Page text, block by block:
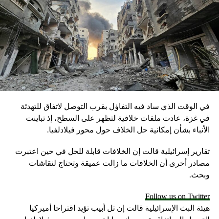
في الوقت الذي ساد فيه التفاؤل بقرب التوصل لاتفاق للتهدئة
في غزة، عادت ملفات خلافية لتظهر على السطح، إذ تباينت
الأنباء بشأن إمكانية حل الخلاف حول محور فيلادلفيا.
تقارير إسرائيلية قالت إن الخلافات قابلة للحل في حين اعتبرت
مصادر أخرى أن الخلافات ما زالت عميقة وتحتاج لنقاشات
وبحث.
Follow us on Twitter
هيئة البث الإسرائيلية قالت إن تل أبيب تؤيد اقتراحا أميركيا